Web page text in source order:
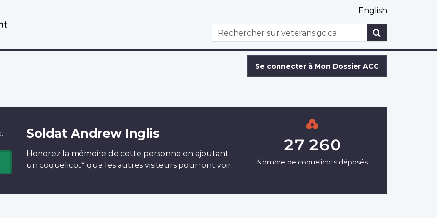
English
WxT
Search
Rechercher
Se connecter à Mon Dossier ACC
Soldat Andrew Inglis
Honorez la mémoire de cette personne en ajoutant
un coquelicot* que les autres visiteurs pourront voir.
27 260
Nombre de coquelicots déposés